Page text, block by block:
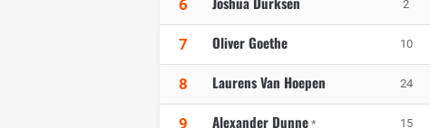
6 2
7 Oliver Goethe 10
8 Laurens Van Hoepen 24
9 Alexander Dunne * 15